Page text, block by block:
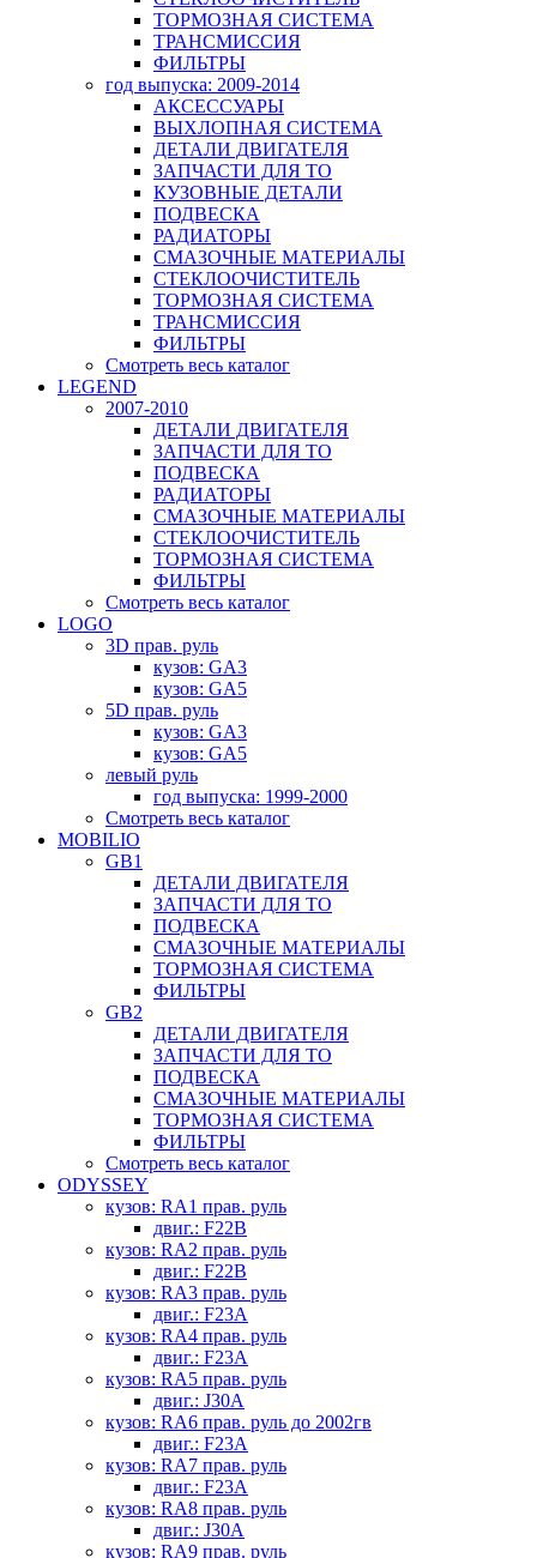
ТОРМОЗНАЯ СИСТЕМА
ТРАНСМИССИЯ
ФИЛЬТРЫ
год выпуска: 2009-2014
АКСЕССУАРЫ
ВЫХЛОПНАЯ СИСТЕМА
ДЕТАЛИ ДВИГАТЕЛЯ
ЗАПЧАСТИ ДЛЯ ТО
КУЗОВНЫЕ ДЕТАЛИ
ПОДВЕСКА
РАДИАТОРЫ
СМАЗОЧНЫЕ МАТЕРИАЛЫ
СТЕКЛООЧИСТИТЕЛЬ
ТОРМОЗНАЯ СИСТЕМА
ТРАНСМИССИЯ
ФИЛЬТРЫ
Смотреть весь каталог
LEGEND
2007-2010
ДЕТАЛИ ДВИГАТЕЛЯ
ЗАПЧАСТИ ДЛЯ ТО
ПОДВЕСКА
РАДИАТОРЫ
СМАЗОЧНЫЕ МАТЕРИАЛЫ
СТЕКЛООЧИСТИТЕЛЬ
ТОРМОЗНАЯ СИСТЕМА
ФИЛЬТРЫ
Смотреть весь каталог
LOGO
3D прав. руль
кузов: GA3
кузов: GA5
5D прав. руль
кузов: GA3
кузов: GA5
левый руль
год выпуска: 1999-2000
Смотреть весь каталог
MOBILIO
GB1
ДЕТАЛИ ДВИГАТЕЛЯ
ЗАПЧАСТИ ДЛЯ ТО
ПОДВЕСКА
СМАЗОЧНЫЕ МАТЕРИАЛЫ
ТОРМОЗНАЯ СИСТЕМА
ФИЛЬТРЫ
GB2
ДЕТАЛИ ДВИГАТЕЛЯ
ЗАПЧАСТИ ДЛЯ ТО
ПОДВЕСКА
СМАЗОЧНЫЕ МАТЕРИАЛЫ
ТОРМОЗНАЯ СИСТЕМА
ФИЛЬТРЫ
Смотреть весь каталог
ODYSSEY
кузов: RA1 прав. руль
двиг.: F22B
кузов: RA2 прав. руль
двиг.: F22B
кузов: RA3 прав. руль
двиг.: F23A
кузов: RA4 прав. руль
двиг.: F23A
кузов: RA5 прав. руль
двиг.: J30A
кузов: RA6 прав. руль до 2002гв
двиг.: F23A
кузов: RA7 прав. руль
двиг.: F23A
кузов: RA8 прав. руль
двиг.: J30A
кузов: RA9 прав. руль